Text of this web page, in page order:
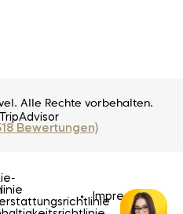
Alle Rechte vorbehalten.
Bewertungen)
Impressum